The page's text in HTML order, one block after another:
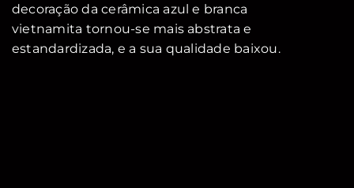
decoração da cerâmica azul e branca
vietnamita tornou-se mais abstrata e
estandardizada, e a sua qualidade baixou.